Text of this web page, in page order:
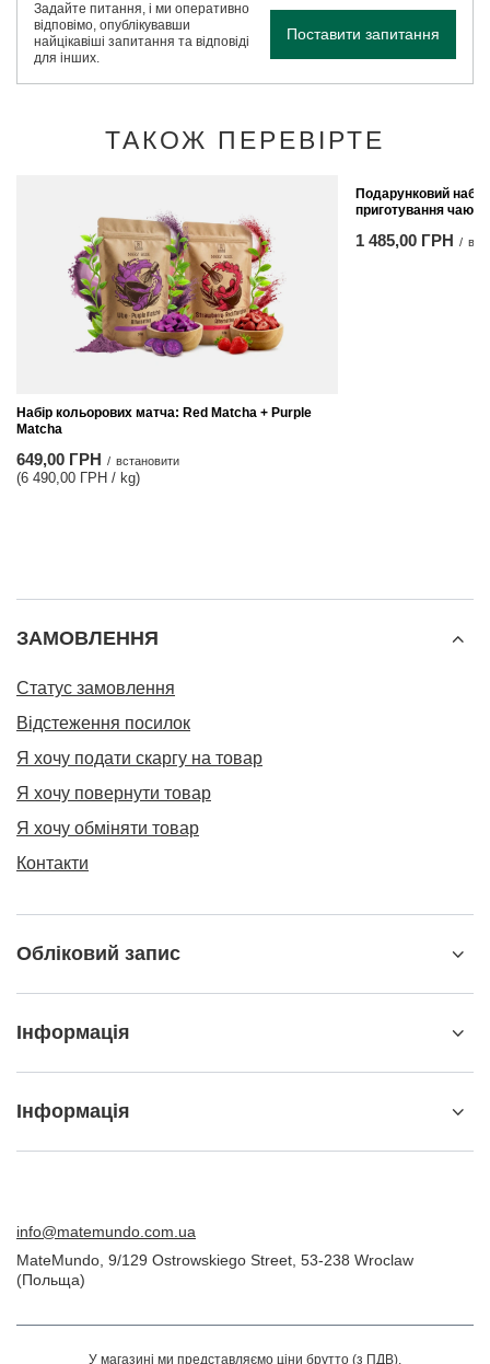
Задайте питання, і ми оперативно
відповімо, опублікувавши
найцікавіші запитання та відповіді
для інших.
Поставити запитання
ТАКОЖ ПЕРЕВІРТЕ
Набір кольорових матча: Red Matcha + Purple
Matcha
649,00 ГРН / встановити
(6 490,00 ГРН / kg)
Подарунковий
приготування чаю
1 485,00 ГРН /
ЗАМОВЛЕННЯ
Статус замовлення
Відстеження посилок
Я хочу подати скаргу на товар
Я хочу повернути товар
Я хочу обміняти товар
Контакти
Обліковий запис
Інформація
Інформація
info@matemundo.com.ua
MateMundo 9/129 Ostrowskiego Street 53-238 Wroclaw
(Польща)
У магазині ми представляємо ціни брутто (з ПДВ).